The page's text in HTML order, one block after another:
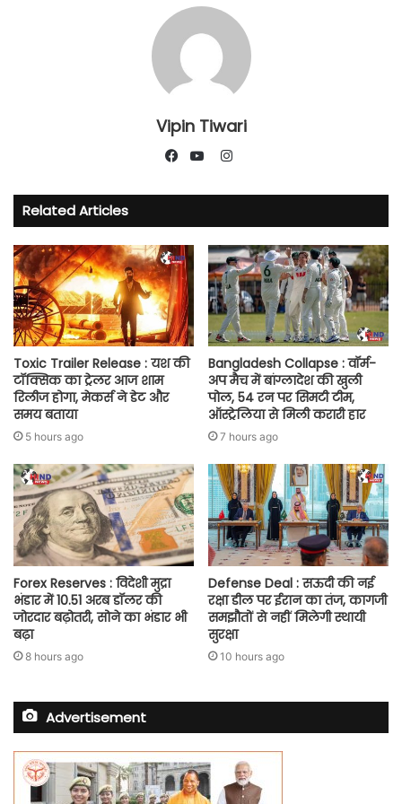
Vipin Tiwari
Instagram
Related Articles
Toxic Trailer Release : यश की
टॉक्सिक का ट्रेलर आज शाम
रिलीज होगा, मेकर्स ने डेट और
समय बताया
5 hours ago
Bangladesh Collapse : वॉर्म-
अप मैच में बांग्लादेश की खुली
पोल, 54 रन पर सिमटी टीम,
ऑस्ट्रेलिया से मिली करारी हार
7 hours ago
Forex Reserves : विदेशी मुद्रा
भंडार में 10.51 अरब डॉलर की
जोरदार बढ़ोतरी, सोने का भंडार भी
बढ़ा
8 hours ago
Defense Deal : सऊदी की नई
रक्षा डील पर ईरान का तंज, कागजी
समझौतों से नहीं मिलेगी स्थायी
सुरक्षा
10 hours ago
Advertisement